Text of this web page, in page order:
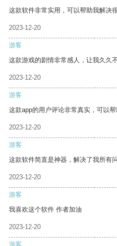
这款软件非常实用，可以帮助我解决
2023-12-20
游客
这款游戏的剧情非常感人，让我久久
2023-12-20
游客
这款app的用户评论非常真实，可以帮
2023-12-20
游客
这款软件简直是神器，解决了我所有问
2023-12-20
游客
我喜欢这个软件 作者加油
2023-12-20
游客